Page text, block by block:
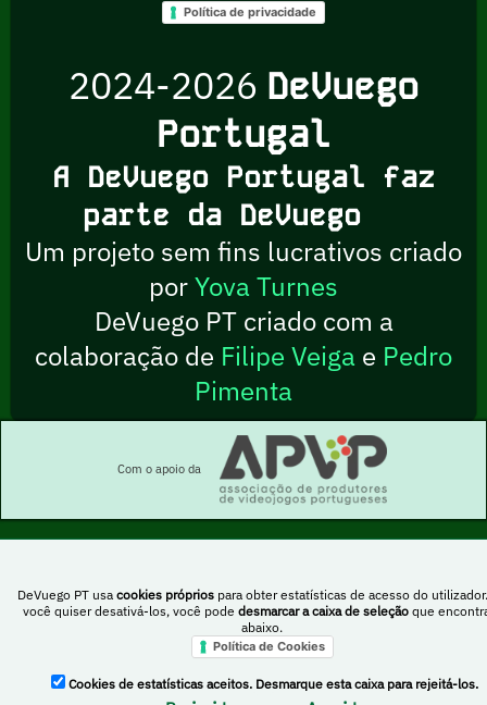
DeVuego PT usa cookies próprios para obter estatísticas de acesso do
você quiser desativá-los, você pode desmarcar a caixa de seleção que
abaixo.
Política de Cookies
Cookies de estatísticas aceitos. Desmarque esta caixa para rejeitá-los.
Política de privacidade
2024-2026 DeVuego
Portugal
A DeVuego Portugal faz
parte da DeVuego
Um projeto sem fins lucrativos criado
porYova Turnes
DeVuego PT criado com a
colaboração de Filipe Veiga e Pedro
Pimenta
Com o apoio da
PartilhaIgual 4.0 Internacional
DeVuego Espanha
DeVuego LATAM